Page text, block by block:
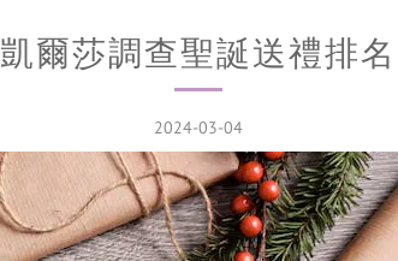
凱爾莎調查聖誕送禮排名
2024-03-04